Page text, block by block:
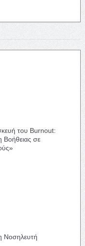
του Burnout:
Βοήθειας σε
Νοσηλευτή